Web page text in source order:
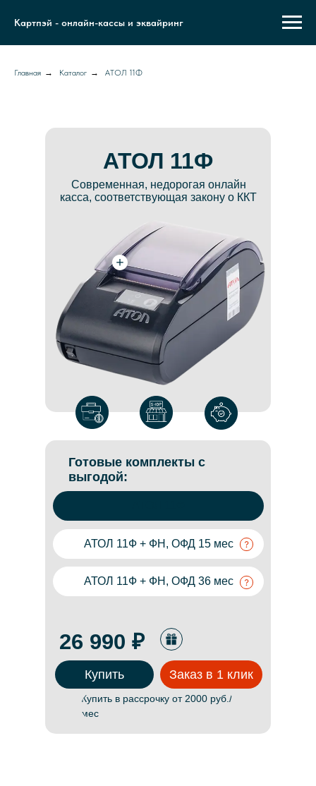
Картпэй - онлайн-кассы и эквайринг
Главная → Каталог → АТОЛ 11Ф
АТОЛ 11Ф + ФН, ОФД 36 мес
АТОЛ 11Ф + ФН, ОФД 15 мес
Готовые комплекты с
выгодой:
26 990 ₽
Купить Заказ в 1 клик
Купить в рассрочку от 2000 руб./
мес
АТОЛ 11Ф
Современная, недорогая онлайн
касса, соответствующая закону о ККТ